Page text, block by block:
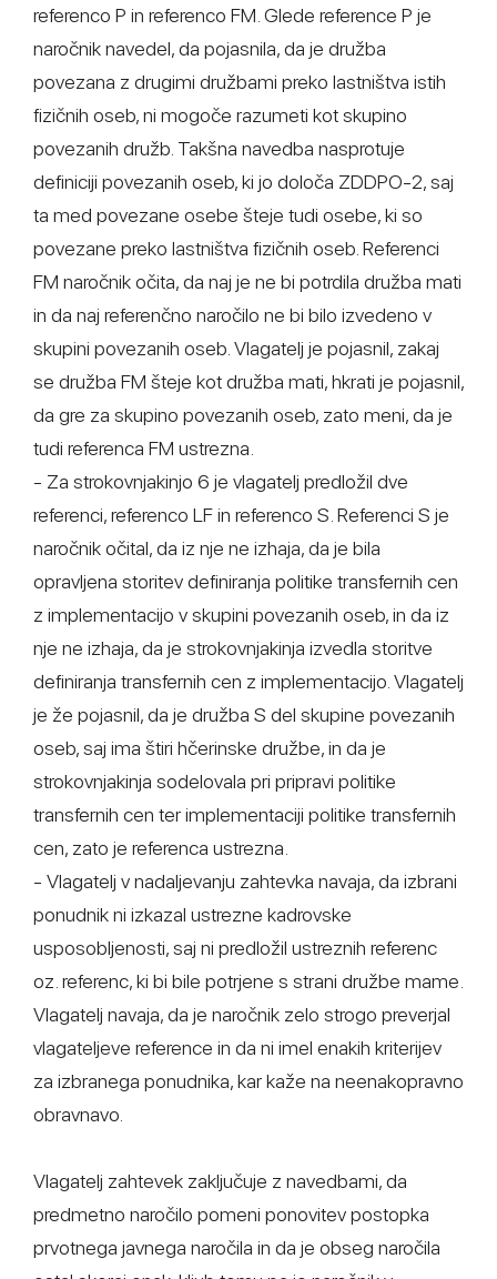
referenco P in referenco FM. Glede reference P je
naročnik navedel, da pojasnila, da je družba
povezana z drugimi družbami preko lastništva istih
fizičnih oseb, ni mogoče razumeti kot skupino
povezanih družb. Takšna navedba nasprotuje
definiciji povezanih oseb, ki jo določa ZDDPO-2, saj
ta med povezane osebe šteje tudi osebe, ki so
povezane preko lastništva fizičnih oseb. Referenci
FM naročnik očita, da naj je ne bi potrdila družba mati
in da naj referenčno naročilo ne bi bilo izvedeno v
skupini povezanih oseb. Vlagatelj je pojasnil, zakaj
se družba FM šteje kot družba mati, hkrati je pojasnil,
da gre za skupino povezanih oseb, zato meni, da je
tudi referenca FM ustrezna.
- Za strokovnjakinjo 6 je vlagatelj predložil dve
referenci, referenco LF in referenco S. Referenci S je
naročnik očital, da iz nje ne izhaja, da je bila
opravljena storitev definiranja politike transfernih cen
z implementacijo v skupini povezanih oseb, in da iz
nje ne izhaja, da je strokovnjakinja izvedla storitve
definiranja transfernih cen z implementacijo. Vlagatelj
je že pojasnil, da je družba S del skupine povezanih
oseb, saj ima štiri hčerinske družbe, in da je
strokovnjakinja sodelovala pri pripravi politike
transfernih cen ter implementaciji politike transfernih
cen, zato je referenca ustrezna.
- Vlagatelj v nadaljevanju zahtevka navaja, da izbrani
ponudnik ni izkazal ustrezne kadrovske
usposobljenosti, saj ni predložil ustreznih referenc
oz. referenc, ki bi bile potrjene s strani družbe mame.
Vlagatelj navaja, da je naročnik zelo strogo preverjal
vlagateljeve reference in da ni imel enakih kriterijev
za izbranega ponudnika, kar kaže na neenakopravno
obravnavo.
Vlagatelj zahtevek zaključuje z navedbami, da
predmetno naročilo pomeni ponovitev postopka
prvotnega javnega naročila in da je obseg naročila